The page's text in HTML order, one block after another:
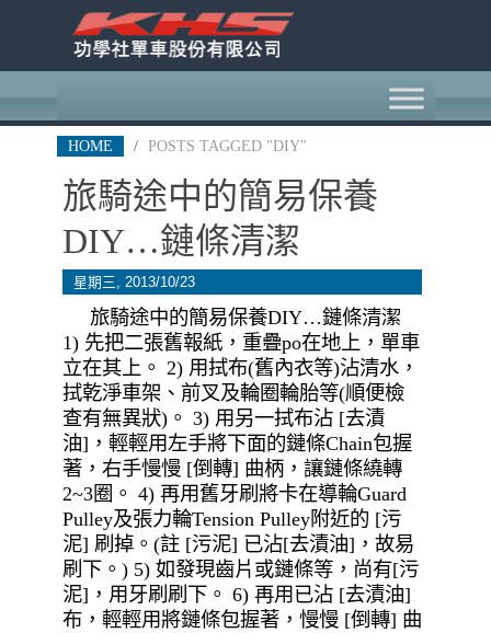
HOME / POSTS TAGGED "DIY"
旅騎途中的簡易保養
DIY…鏈條清潔
星期三, 2013/10/23
旅騎途中的簡易保養DIY…鏈條清潔
1) 先把二張舊報紙，重疊po在地上，單車
立在其上。 2) 用拭布(舊內衣等)沾清水，
拭乾淨車架、前叉及輪圈輪胎等(順便檢
查有無異狀)。 3) 用另一拭布沾 [去漬
油]，輕輕用左手將下面的鏈條Chain包握
著，右手慢慢 [倒轉] 曲柄，讓鏈條繞轉
2~3圈。 4) 再用舊牙刷將卡在導輪Guard
Pulley及張力輪Tension Pulley附近的 [污
泥] 刷掉。(註 [污泥] 已沾[去漬油]，故易
刷下。) 5) 如發現齒片或鏈條等，尚有[污
泥]，用牙刷刷下。 6) 再用已沾 [去漬油]
布，輕輕用將鏈條包握著，慢慢 [倒轉] 曲